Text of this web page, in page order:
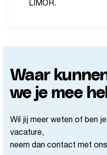
LIMOR.
Waar
we je mee
Wil jij meer weten of ben
vacature,
neem dan contact met